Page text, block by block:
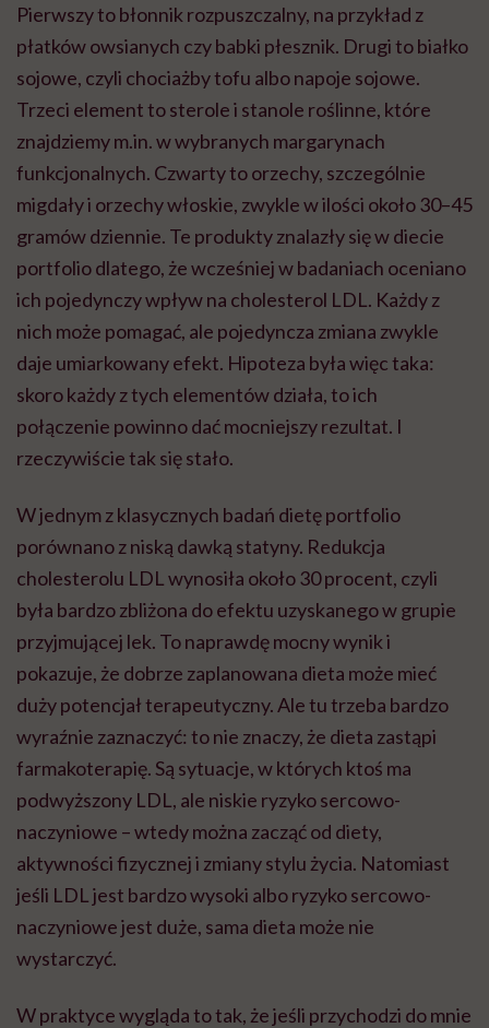
Pierwszy to błonnik rozpuszczalny, na przykład z
płatków owsianych czy babki płesznik. Drugi to białko
sojowe, czyli chociażby tofu albo napoje sojowe.
Trzeci element to sterole i stanole roślinne, które
znajdziemy m.in. w wybranych margarynach
funkcjonalnych. Czwarty to orzechy, szczególnie
migdały i orzechy włoskie, zwykle w ilości około 30–45
gramów dziennie. Te produkty znalazły się w diecie
portfolio dlatego, że wcześniej w badaniach oceniano
ich pojedynczy wpływ na cholesterol LDL. Każdy z
nich może pomagać, ale pojedyncza zmiana zwykle
daje umiarkowany efekt. Hipoteza była więc taka:
skoro każdy z tych elementów działa, to ich
połączenie powinno dać mocniejszy rezultat. I
rzeczywiście tak się stało.
W jednym z klasycznych badań dietę portfolio
porównano z niską dawką statyny. Redukcja
cholesterolu LDL wynosiła około 30 procent, czyli
była bardzo zbliżona do efektu uzyskanego w grupie
przyjmującej lek. To naprawdę mocny wynik i
pokazuje, że dobrze zaplanowana dieta może mieć
duży potencjał terapeutyczny. Ale tu trzeba bardzo
wyraźnie zaznaczyć: to nie znaczy, że dieta zastąpi
farmakoterapię. Są sytuacje, w których ktoś ma
podwyższony LDL, ale niskie ryzyko sercowo-
naczyniowe – wtedy można zacząć od diety,
aktywności fizycznej i zmiany stylu życia. Natomiast
jeśli LDL jest bardzo wysoki albo ryzyko sercowo-
naczyniowe jest duże, sama dieta może nie
wystarczyć.
W praktyce wygląda to tak, że jeśli przychodzi do mnie